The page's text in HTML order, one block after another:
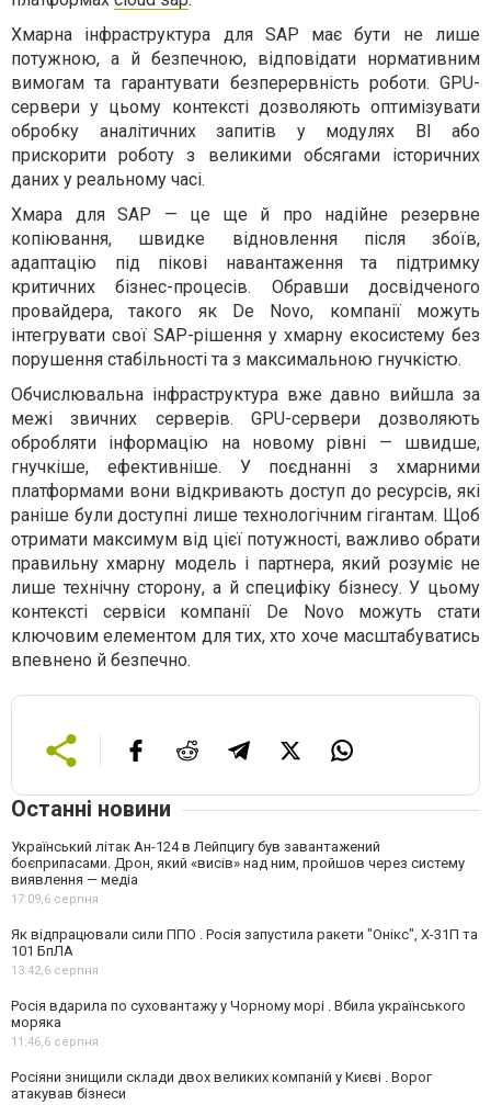
Хмарна інфраструктура для SAP має бути не лише
потужною, а й безпечною, відповідати нормативним
вимогам та гарантувати безперервність роботи. GPU-
сервери у цьому контексті дозволяють оптимізувати
обробку аналітичних запитів у модулях BI або
прискорити роботу з великими обсягами історичних
даних у реальному часі.
Хмара для SAP — це ще й про надійне резервне
копіювання, швидке відновлення після збоїв,
адаптацію під пікові навантаження та підтримку
критичних бізнес-процесів. Обравши досвідченого
провайдера, такого як De Novo, компанії можуть
інтегрувати свої SAP-рішення у хмарну екосистему без
порушення стабільності та з максимальною гнучкістю.
Обчислювальна інфраструктура вже давно вийшла за
межі звичних серверів. GPU-сервери дозволяють
обробляти інформацію на новому рівні — швидше,
гнучкіше, ефективніше. У поєднанні з хмарними
платформами вони відкривають доступ до ресурсів, які
раніше були доступні лише технологічним гігантам. Щоб
отримати максимум від цієї потужності, важливо обрати
правильну хмарну модель і партнера, який розуміє не
лише технічну сторону, а й специфіку бізнесу. У цьому
контексті сервіси компанії De Novo можуть стати
ключовим елементом для тих, хто хоче масштабуватись
впевнено й безпечно.
Останні новини
Український літак Ан-124 в Лейпцигу був завантажений
боєприпасами. Дрон, який «висів» над ним, пройшов через систему
виявлення — медіа
17:09,6 серпня
Як відпрацювали сили ППО . Росія запустила ракети "Онікс", Х-31П та
101 БпЛА
13:42,6 серпня
Росія вдарила по суховантажу у Чорному морі . Вбила українського
моряка
11:46,6 серпня
Росіяни знищили склади двох великих компаній у Києві . Ворог
атакував бізнеси